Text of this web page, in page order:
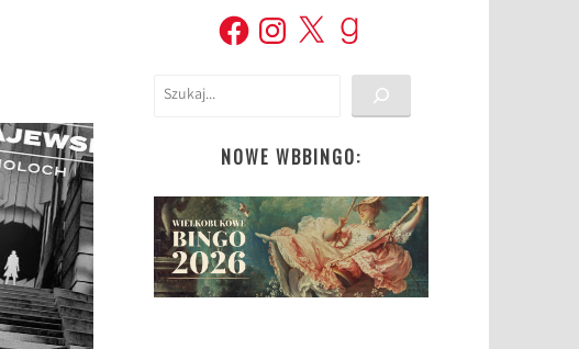
FacebookInstagram
X Goodreads
Szukaj
NOWE WBBINGO: